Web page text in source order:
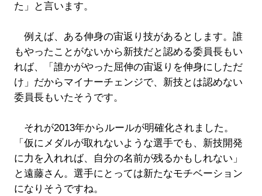
た」と言います。
例えば、ある伸身の宙返り技があるとします。誰
もやったことがないから新技だと認める委員長もい
れば、「誰かがやった屈伸の宙返りを伸身にしただ
け」だからマイナーチェンジで、新技とは認めない
委員長もいたそうです。
それが2013年からルールが明確化されました。
「仮にメダルが取れないような選手でも、新技開発
に力を入れれば、自分の名前が残るかもしれない」
と遠藤さん。選手にとっては新たなモチベーション
になりそうですね。